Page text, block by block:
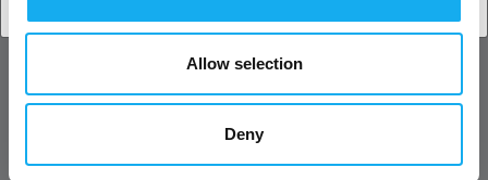
Allow selection
Deny
Artikel